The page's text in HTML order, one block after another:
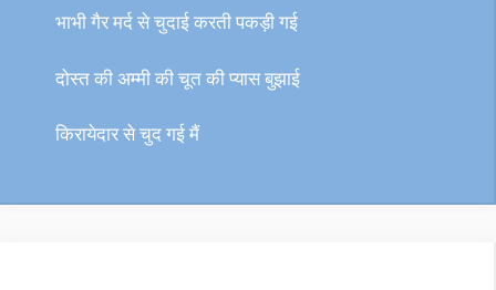
भाभी गैर मर्द से चुदाई करती पकड़ी गई
दोस्त की अम्मी की चूत की प्यास बुझाई
किरायेदार से चुद गई मैं